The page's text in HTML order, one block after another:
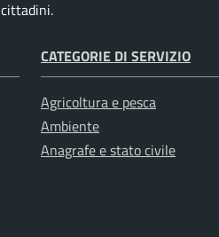
cittadini.
CATEGORIE DI SERVIZIO
Agricoltura e pesca
Ambiente
Anagrafe e stato civile